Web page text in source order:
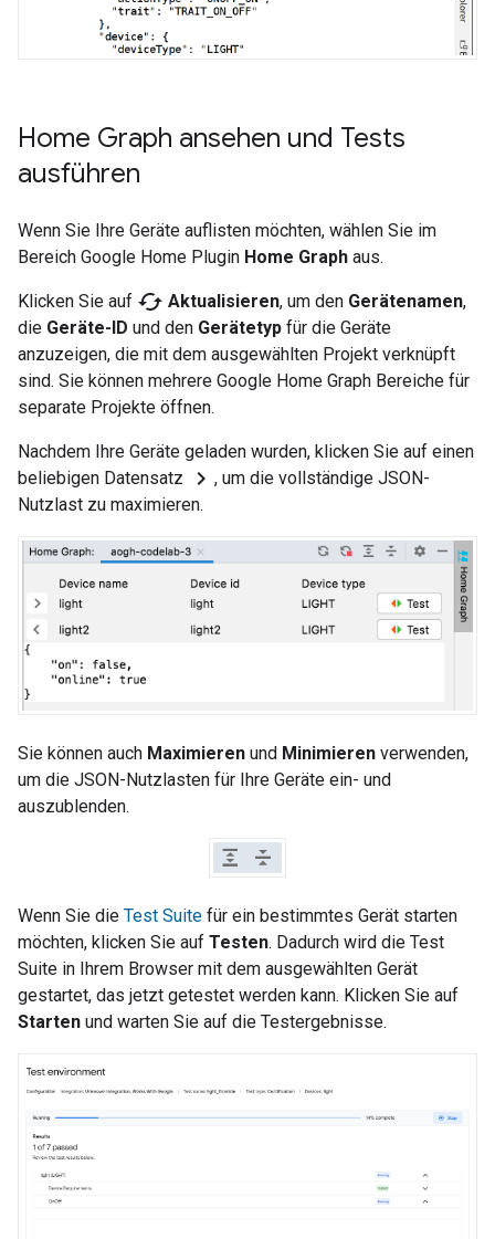
Home Graph ansehen und Tests
ausführen
Wenn Sie Ihre Geräte auflisten möchten, wählen Sie im
Bereich Google Home Plugin Home Graph aus.
Klicken Sie auf cached Aktualisieren, um den Gerätenamen,
die Geräte-ID und den Gerätetyp für die Geräte
anzuzeigen, die mit dem ausgewählten Projekt verknüpft
sind. Sie können mehrere Google Home Graph Bereiche für
separate Projekte öffnen.
Nachdem Ihre Geräte geladen wurden, klicken Sie auf einen
beliebigen Datensatz
chevron_right , um die vollständige JSON-
Nutzlast zu maximieren.
Sie können auch Maximieren und Minimieren verwenden,
um die JSON-Nutzlasten für Ihre Geräte ein- und
auszublenden.
Wenn Sie die Test Suite für ein bestimmtes Gerät starten
möchten, klicken Sie auf Testen. Dadurch wird die Test
Suite in Ihrem Browser mit dem ausgewählten Gerät
gestartet, das jetzt getestet werden kann. Klicken Sie auf
Starten und warten Sie auf die Testergebnisse.